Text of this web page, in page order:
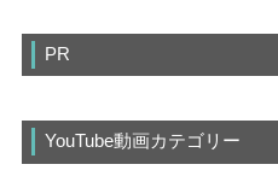
PR
YouTube動画カテゴリー